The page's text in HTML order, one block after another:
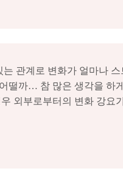
관계로 변화가 얼마나
떨까… 참 많은 생각을 하
외부로부터의 변화 강